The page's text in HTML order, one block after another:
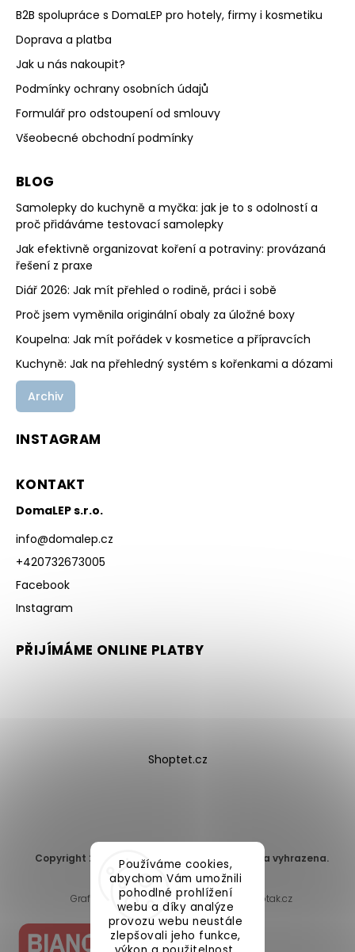
Používáme cookies,
abychom Vám umožnili
pohodlné prohlížení
webu a díky analýze
provozu webu neustále
zlepšovali jeho funkce,
B2B spolupráce s DomaLEP pro hotely, firmy i kosmetiku
Doprava a platba
Jak u nás nakoupit?
Podmínky ochrany osobních údajů
Formulář pro odstoupení od smlouvy
Všeobecné obchodní podmínky
BLOG
Samolepky do kuchyně a myčka: jak je to s odolností a
proč přidáváme testovací samolepky
Jak efektivně organizovat koření a potraviny: provázaná
řešení z praxe
Diář 2026: Jak mít přehled o rodině, práci i sobě
Proč jsem vyměnila originální obaly za úložné boxy
Koupelna: Jak mít pořádek v kosmetice a přípravcích
Kuchyně: Jak na přehledný systém s kořenkami a dózami
Archiv
INSTAGRAM
KONTAKT
DomaLEP s.r.o.
info@domalep.cz
+420732673005
Facebook
Instagram
PŘIJÍMÁME ONLINE PLATBY
Shoptet.cz
Copyright 2026 DomaLEP s.r.o.
. Všechna práva vyhrazena.
Upravit nastavení cookies
Grafický návrh vytvořil a nakódoval
Shoptak.cz